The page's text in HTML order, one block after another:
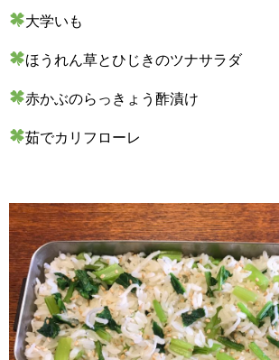
大学いも
ほうれん草とひじきのツナサラダ
赤かぶのらっきょう酢漬け
茹でカリフローレ